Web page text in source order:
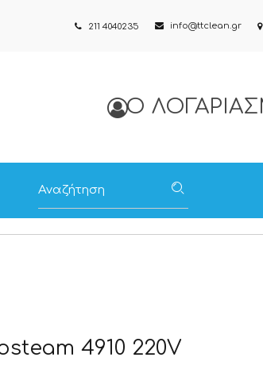
211 4040235 info@ttclean.gr
Ο
4910 220V